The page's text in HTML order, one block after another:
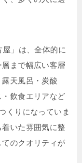
」は、全体的に
まで幅広い客層
天風呂・炭酸
飲食エリアなど
くりになっていま
いた雰囲気に整
のクオリティが